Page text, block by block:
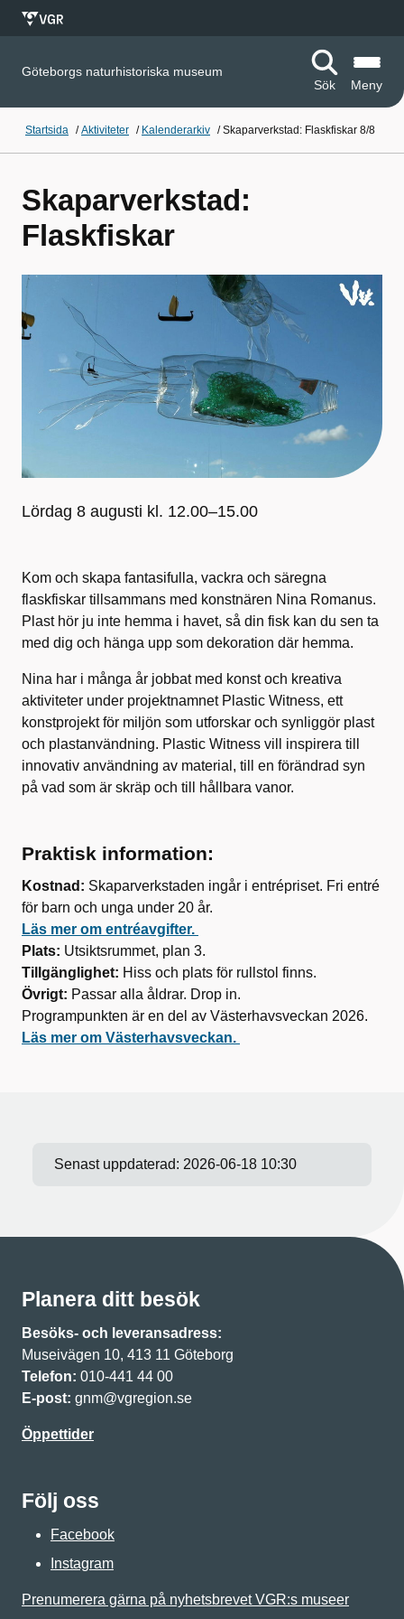
Göteborgs naturhistoriska museum
Sök
Meny
Startsida /Aktiviteter / Kalenderarkiv /Skaparverkstad: Flaskfiskar 8/8
Skaparverkstad:
Flaskfiskar
Lördag 8 augusti kl. 12.00–15.00
Kom och skapa fantasifulla, vackra och säregna
flaskfiskar tillsammans med konstnären Nina Romanus.
Plast hör ju inte hemma i havet, så din fisk kan du sen ta
med dig och hänga upp som dekoration där hemma.
Nina har i många år jobbat med konst och kreativa
aktiviteter under projektnamnet Plastic Witness, ett
konstprojekt för miljön som utforskar och synliggör plast
och plastanvändning. Plastic Witness vill inspirera till
innovativ användning av material, till en förändrad syn
på vad som är skräp och till hållbara vanor.
Praktisk information:
Kostnad: Skaparverkstaden ingår i entrépriset. Fri entré
för barn och unga under 20 år.
Läs mer om entréavgifter.
Plats: Utsiktsrummet, plan 3.
Tillgänglighet: Hiss och plats för rullstol finns.
Övrigt: Passar alla åldrar. Drop in.
Programpunkten är en del av Västerhavsveckan 2026.
Läs mer om Västerhavsveckan.
Senast uppdaterad: 2026-06-18 10:30
Planera ditt besök
Besöks- och leveransadress:
Museivägen 10, 413 11 Göteborg
Telefon: 010-441 44 00
E-post: gnm@vgregion.se
Öppettider
Följ oss
Facebook
Instagram
Prenumerera gärna på nyhetsbrevet VGR:s museer